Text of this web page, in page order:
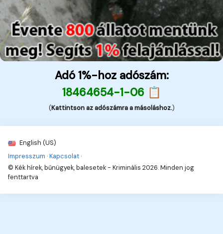
Adó 1%-hoz adószám:
18464654-1-06 📋
(Kattintson az adószámra a másoláshoz.)
English (US)
Impresszum ·Kapcsolat ·
© Kék hírek, bűnügyek, balesetek - Kriminális 2026. Minden jog
fenttartva